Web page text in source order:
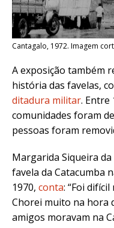
Cantagalo, 1972. Imagem
A exposição também
história das favelas,
ditadura militar. Entre
comunidades foram
pessoas foram
Margarida Siqueira
favela da Catacumba
1970, conta: “Foi
Chorei muito na hora
amigos moravam na